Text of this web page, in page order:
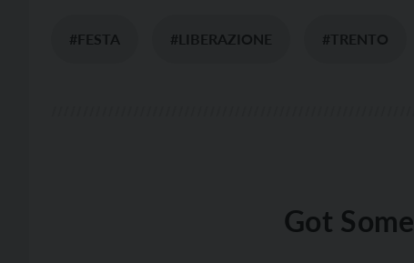
#FESTA #LIBERAZIONE #TRENTO
Got